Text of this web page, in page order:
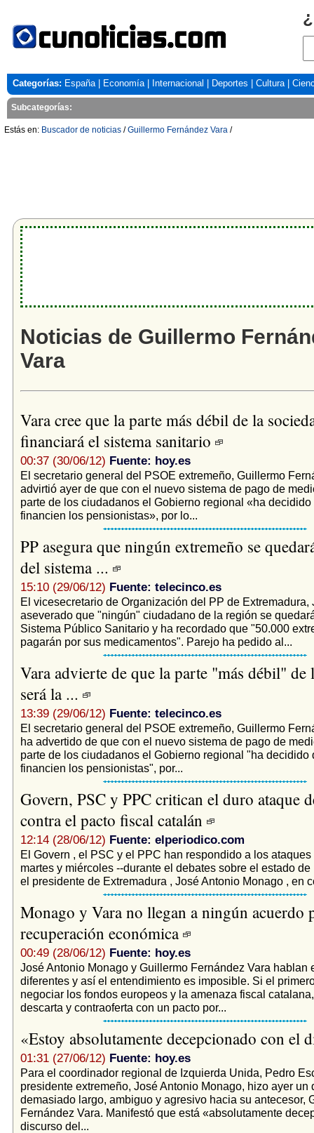
Categorías: España| Economía| Internacional Deportes Cultura|
Subcategorías:
Estás en: Buscador de noticias /Guillermo Fernández Vara /
Noticias de Guillermo
Vara
Vara cree que la parte más débil de la
financiará el sistema sanitario
00:37 (30/06/12) Fuente: hoy.es
El secretario general del PSOE extremeño, Guillermo
advirtió ayer de que con el nuevo sistema de pago de
parte de los ciudadanos el Gobierno regional «ha
financien los pensionistas», por lo...
PP asegura que ningún extremeño se
del sistema ...
15:10 (29/06/12) Fuente: telecinco.es
El vicesecretario de Organización del PP de Extremadura,
aseverado que "ningún" ciudadano de la región se
Sistema Público Sanitario y ha recordado que "50.000
pagarán por sus medicamentos". Parejo ha pedido al...
Vara advierte de que la parte "más débil" de
será la ...
13:39 (29/06/12) Fuente: telecinco.es
El secretario general del PSOE extremeño, Guillermo
ha advertido de que con el nuevo sistema de pago de
parte de los ciudadanos el Gobierno regional "ha decidido
financien los pensionistas", por...
Govern, PSC y PPC critican el duro ataque
contra el pacto fiscal catalán
12:14 (28/06/12) Fuente: elperiodico.com
El Govern , el PSC y el PPC han respondido a los
martes y miércoles --durante el debates sobre el estado de
el presidente de Extremadura , José Antonio Monago , en
Monago y Vara no llegan a ningún acuerdo
recuperación económica
00:49 (28/06/12) Fuente: hoy.es
José Antonio Monago y Guillermo Fernández Vara hablan
diferentes y así el entendimiento es imposible. Si el
negociar los fondos europeos y la amenaza fiscal
descarta y contraoferta con un pacto por...
«Estoy absolutamente decepcionado con el
01:31 (27/06/12) Fuente: hoy.es
Para el coordinador regional de Izquierda Unida, Pedro
presidente extremeño, José Antonio Monago, hizo ayer un
demasiado largo, ambiguo y agresivo hacia su antecesor,
Fernández Vara. Manifestó que está «absolutamente
discurso del...